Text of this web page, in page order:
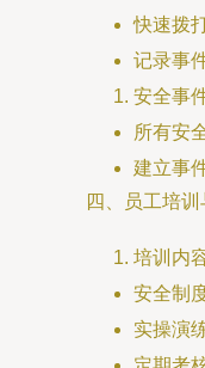
快速拨
记录事
安全事
所有安
建立事
四、员工培
培训内
安全制
实操演